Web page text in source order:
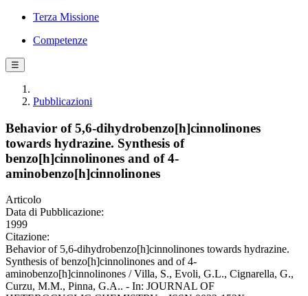
Terza Missione
Competenze
☰
Pubblicazioni
Behavior of 5,6-dihydrobenzo[h]cinnolinones
towards hydrazine. Synthesis of
benzo[h]cinnolinones and of 4-
aminobenzo[h]cinnolinones
Articolo
Data di Pubblicazione:
1999
Citazione:
Behavior of 5,6-dihydrobenzo[h]cinnolinones towards hydrazine.
Synthesis of benzo[h]cinnolinones and of 4-
aminobenzo[h]cinnolinones / Villa, S., Evoli, G.L., Cignarella, G.,
Curzu, M.M., Pinna, G.A.. - In: JOURNAL OF